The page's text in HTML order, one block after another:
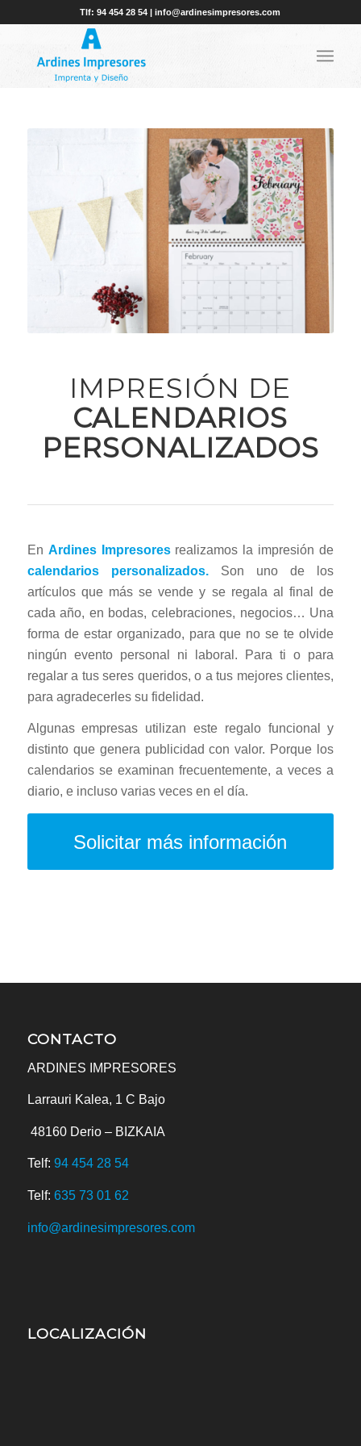
Tlf: 94 454 28 54 | info@ardinesimpresores.com
IMPRESIÓN DE
CALENDARIOS
PERSONALIZADOS
En Ardines Impresoresrealizamos la impresión de
calendarios personalizados. Son uno de los
artículos que más se vende y se regala al final de
cada año, en bodas, celebraciones, negocios… Una
forma de estar organizado, para que no se te olvide
ningún evento personal ni laboral. Para ti o para
regalar a tus seres queridos, o a tus mejores clientes,
para agradecerles su fidelidad.
Algunas empresas utilizan este regalo funcional y
distinto que genera publicidad con valor. Porque los
calendarios se examinan frecuentemente, a veces a
diario, e incluso varias veces en el día.
Solicitar más información
CONTACTO
ARDINES IMPRESORES
Larrauri Kalea, 1 C Bajo
48160 Derio – BIZKAIA
Telf: 94 454 28 54
Telf: 635 73 01 62
info@ardinesimpresores.com
LOCALIZACIÓN